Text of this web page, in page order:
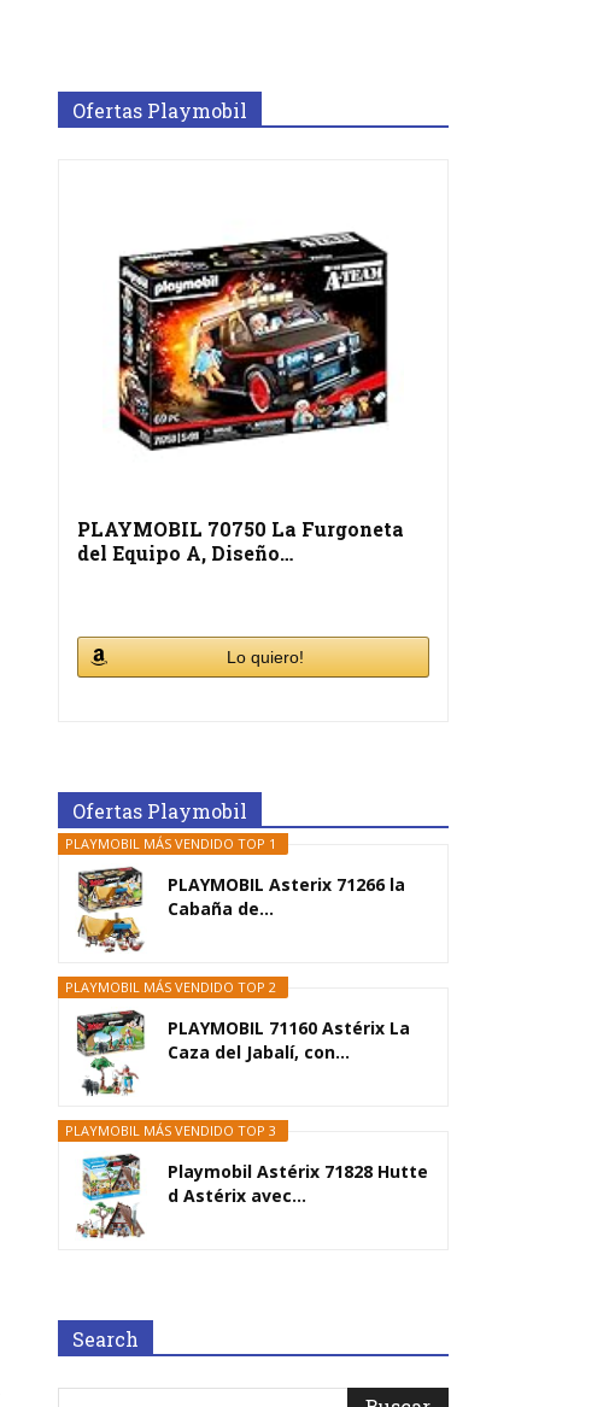
Ofertas Playmobil
PLAYMOBIL 70750 La Furgoneta
del Equipo A, Diseño…
Lo quiero!
Ofertas Playmobil
PLAYMOBIL MÁS VENDIDO TOP 1
PLAYMOBIL Asterix 71266 la
Cabaña de...
PLAYMOBIL MÁS VENDIDO TOP 2
PLAYMOBIL 71160 Astérix La
Caza del Jabalí, con...
PLAYMOBIL MÁS VENDIDO TOP 3
Playmobil Astérix 71828 Hutte
d Astérix avec...
Search